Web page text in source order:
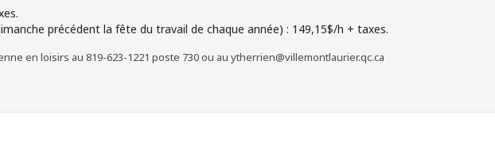
précédent la fête du travail de chaque année) : 149,15$/h + taxes.
en loisirs au 819-623-1221 poste 730 ou au ytherrien@villemontlaurier.qc.ca